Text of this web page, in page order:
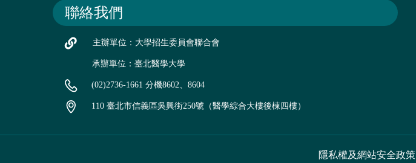
聯絡我們
主辦單位：大學招生委員會聯合會
承辦單位：臺北醫學大學
(02)2736-1661 分機8602、8604
110 臺北市信義區吳興街250號（醫學綜合大樓後棟四樓）
隱私權及網站安全政策